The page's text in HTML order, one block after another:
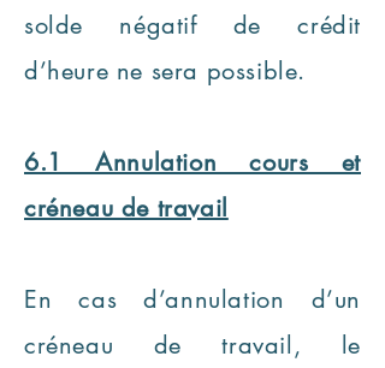
solde négatif de crédit
d’heure ne sera possible.
6.1 Annulation cours et
créneau de travail
En cas d’annulation d’un
créneau de travail, le